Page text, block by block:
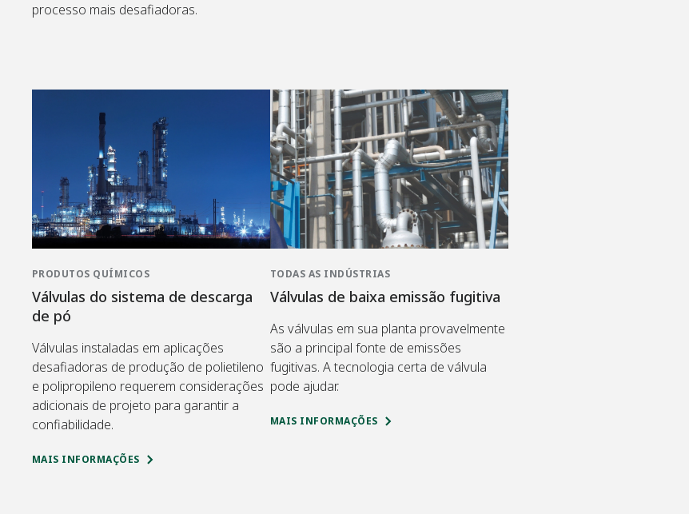
processo mais desafiadoras.
PRODUTOS QUÍMICOS
Válvulas do sistema de descarga
de pó
Válvulas instaladas em aplicações
desafiadoras de produção de polietileno
e polipropileno requerem considerações
adicionais de projeto para garantir a
confiabilidade.
MAIS INFORMAÇÕES
TODAS AS INDÚSTRIAS
Válvulas de baixa emissão fugitiva
As válvulas em sua planta provavelmente
são a principal fonte de emissões
fugitivas. A tecnologia certa de válvula
pode ajudar.
MAIS INFORMAÇÕES